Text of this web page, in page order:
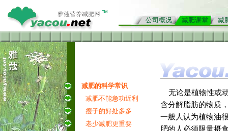
公司概况 减肥课堂 减
减肥的科学常识
减肥不能急功近利
瘦子的好处多多
老少减肥更重要
无论是植物性或
含分解脂肪的物质
一般人认为植物油
肥的人必须限量摄